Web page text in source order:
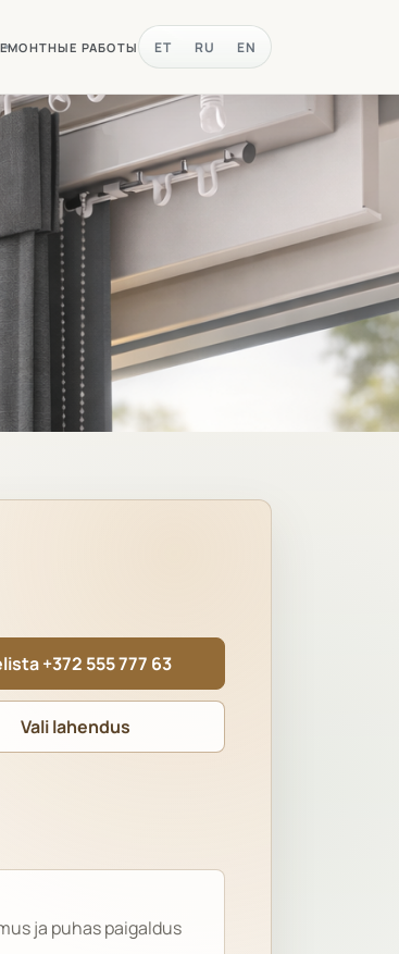
РАБОТЫ ET RU EN
+372 555 777 63
Vali lahendus
ja puhas paigaldus